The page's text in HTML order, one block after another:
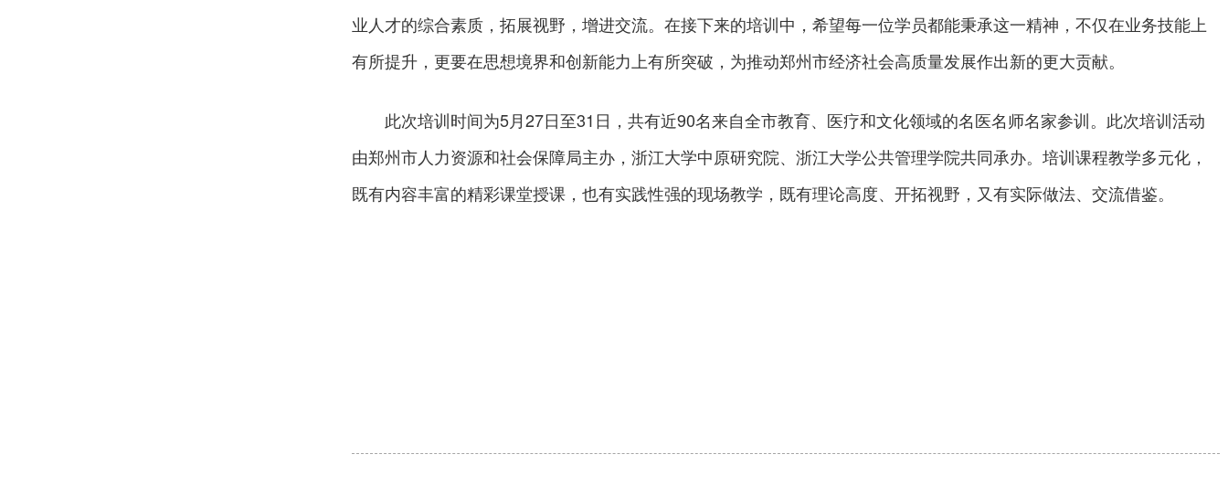
业人才的综合素质，拓展视野，增进交流。在接下来的培训中，希望每一位学员都能秉承这一精神，不仅在业务技能上
有所提升，更要在思想境界和创新能力上有所突破，为推动郑州市经济社会高质量发展作出新的更大贡献。
此次培训时间为5月27日至31日，共有近90名来自全市教育、医疗和文化领域的名医名师名家参训。此次培训活动
由郑州市人力资源和社会保障局主办，浙江大学中原研究院、浙江大学公共管理学院共同承办。培训课程教学多元化，
既有内容丰富的精彩课堂授课，也有实践性强的现场教学，既有理论高度、开拓视野，又有实际做法、交流借鉴。